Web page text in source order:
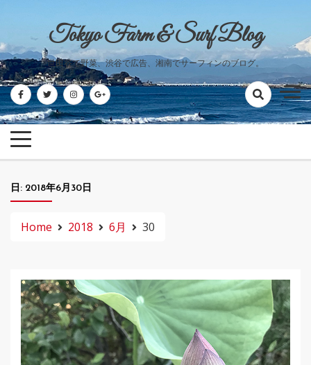
content
Tokyo Farm & Surf Blog
世田谷で野菜、渋谷で広告、湘南でサーフィンのブログ。
日: 2018年6月30日
Home 2018 6月 30